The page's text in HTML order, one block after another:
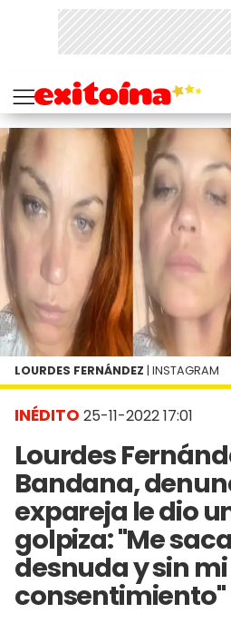
INÉDITO 25-11-2022 17:01
Lourdes
Bandana,
expareja le dio
golpiza: "Me
desnuda y sin mi
consentimiento"
LOURDES FERNÁNDEZ | INSTAGRAM